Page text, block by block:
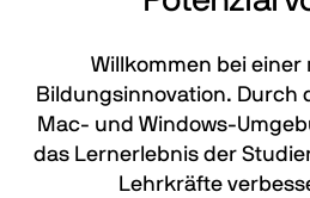
Willkommen bei einer
Bildungsinnovation. Durch
Mac- und Windows-
das Lernerlebnis der
Lehrkräfte